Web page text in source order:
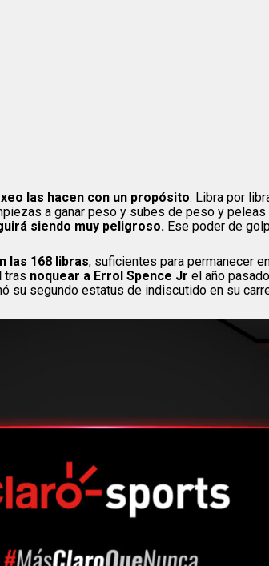
las hacen con un propósito. Libra por
a ganar peso y subes de peso y
siendo muy peligroso. Ese poder de
las 168 libras, suficientes para permanecer
tras noquear a Errol Spence Jr el año
su segundo estatus de indiscutido en su